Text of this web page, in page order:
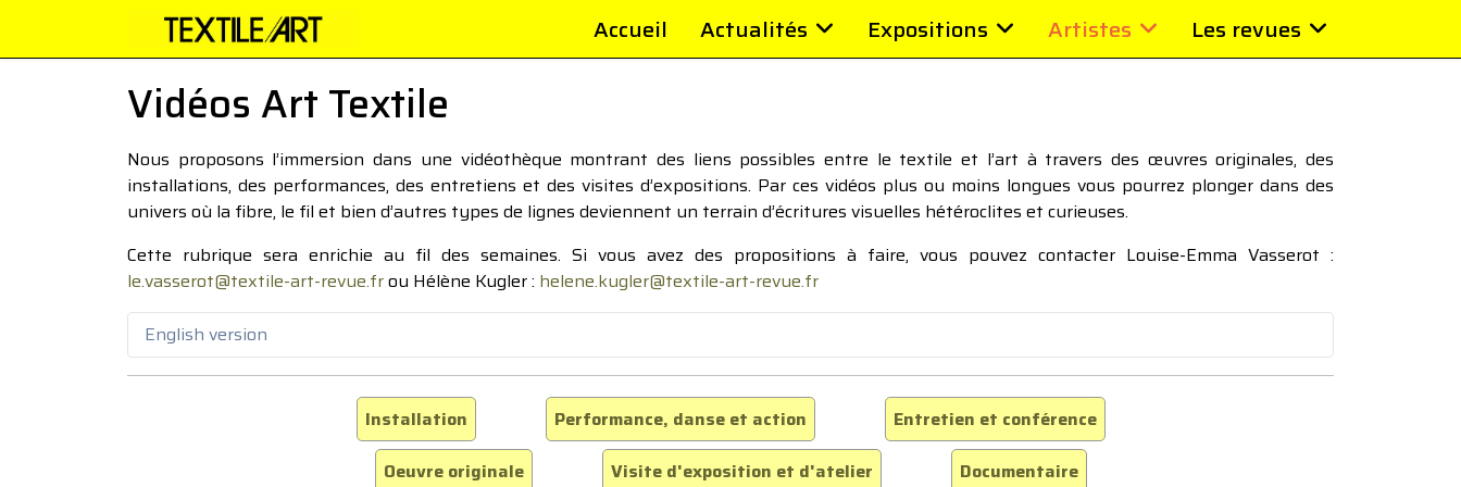
Accueil Actualités Expositions Artistes Les revues
Vidéos Art Textile
Nous proposons l’immersion dans une vidéothèque montrant des liens possibles entre le textile et l’art à travers des œuvres originales, des
installations, des performances, des entretiens et des visites d’expositions. Par ces vidéos plus ou moins longues vous pourrez plonger dans des
univers où la fibre, le fil et bien d’autres types de lignes deviennent un terrain d’écritures visuelles hétéroclites et curieuses.
Cette rubrique sera enrichie au fil des semaines. Si vous avez des propositions à faire, vous pouvez contacter Louise-Emma Vasserot :
le.vasserot@textile-art-revue.frou Hélène Kugler : helene.kugler@textile-art-revue.fr
English version
Installation Performance, danse et action
Entretien et conférence
Oeuvre originale
Visite d'exposition et d'atelier Documentaire